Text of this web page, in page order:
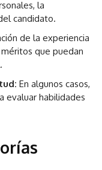
la
candidato.
de la experiencia
que puedan
En algunos casos,
evaluar habilidades